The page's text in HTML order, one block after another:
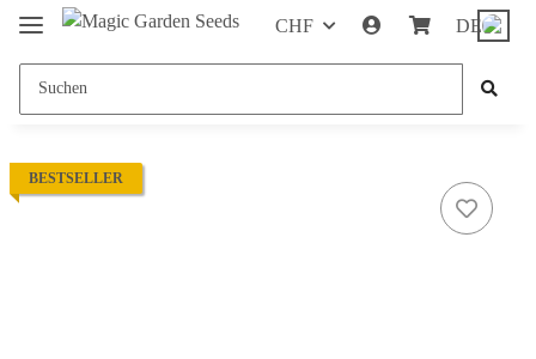
CHF DE
BESTSELLER